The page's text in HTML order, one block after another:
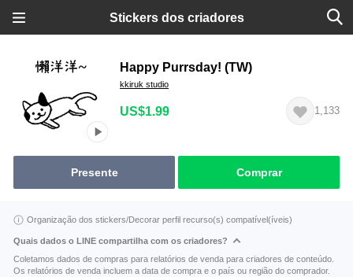
Stickers dos criadores
Happy Purrsday! (TW)
kkiruk studio
US$1.99 1,133
Presente Comprar
Organização dos stickers/Decorar perfil recurso(s) compatível(íveis)
Quais dados o LINE compartilha com os criadores?
Coletamos dados de compras para relatórios de venda para criadores de conteúdo.
Os relatórios de venda incluem a data de compra e o país ou região do comprador.